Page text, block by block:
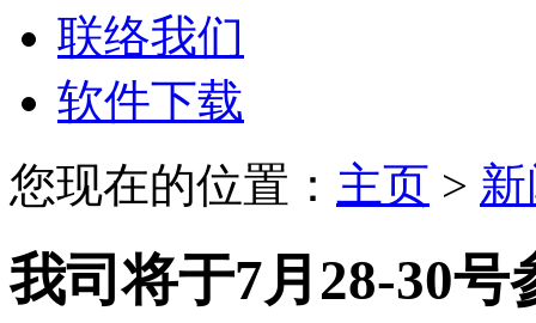
联络我们
软件下载
您现在的位置： 主页 >
我司将于7月28-30